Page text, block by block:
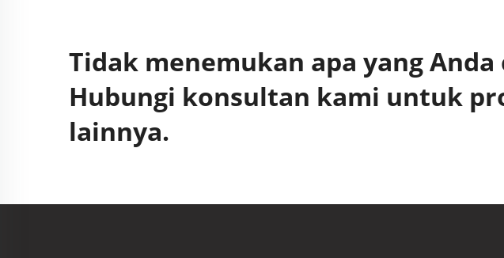
Tidak menemukan apa yang Anda
Hubungi konsultan kami untuk
lainnya.